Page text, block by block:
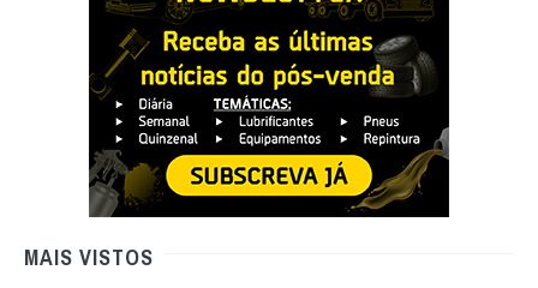
MAIS VISTOS